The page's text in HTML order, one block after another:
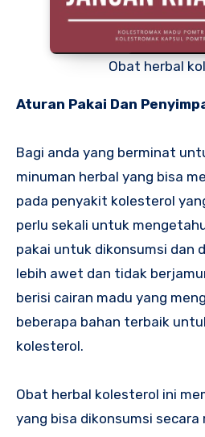
Obat herbal
Aturan Pakai Dan
Bagi anda yang berminat
minuman herbal yang bisa
pada penyakit kolesterol
perlu sekali untuk
pakai untuk dikonsumsi dan
lebih awet dan tidak
berisi cairan madu yang
beberapa bahan terbaik
kolesterol.
Obat herbal kolesterol ini
yang bisa dikonsumsi